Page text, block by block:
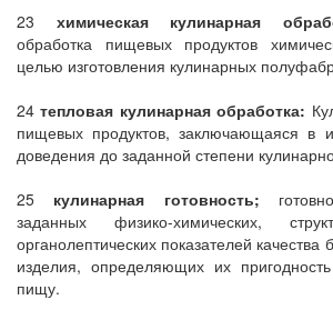
23 химическая кулинарная
обработка пищевых продуктов
целью изготовления кулинарных
24тепловая кулинарная обработка:
пищевых продуктов, заключающаяся в
доведения до заданной степени
25 кулинарная готовность;
заданных физико-химических,
органолептических показателей
изделия, определяющих их
пищу.